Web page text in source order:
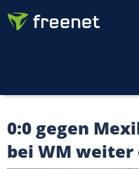
0:0 gegen
bei WM weiter